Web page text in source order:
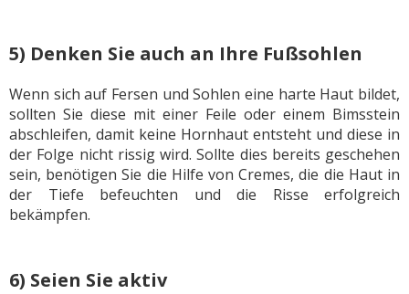
5) Denken Sie auch an Ihre Fußsohlen
Wenn sich auf Fersen und Sohlen eine harte Haut bildet,
sollten Sie diese mit einer Feile oder einem Bimsstein
abschleifen, damit keine Hornhaut entsteht und diese in
der Folge nicht rissig wird. Sollte dies bereits geschehen
sein, benötigen Sie die Hilfe von Cremes, die die Haut in
der Tiefe befeuchten und die Risse erfolgreich
bekämpfen.
6) Seien Sie aktiv